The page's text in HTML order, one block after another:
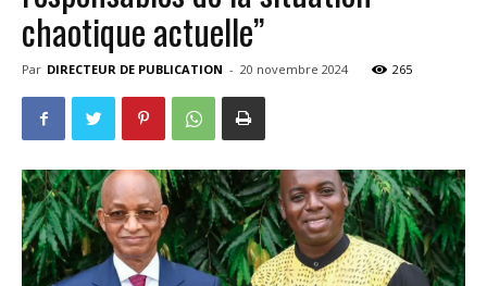
chaotique actuelle’’
Par DIRECTEUR DE PUBLICATION - 20 novembre 2024 265